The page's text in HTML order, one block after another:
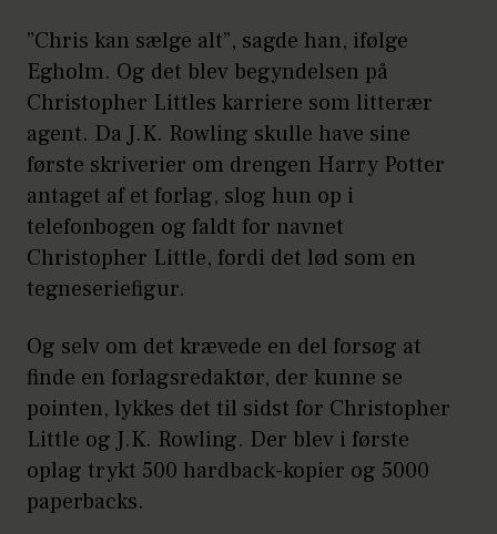
”Chris kan sælge alt”, sagde han, ifølge
Egholm. Og det blev begyndelsen på
Christopher Littles karriere som litterær
agent. Da J.K. Rowling skulle have sine
første skriverier om drengen Harry Potter
antaget af et forlag, slog hun op i
telefonbogen og faldt for navnet
Christopher Little, fordi det lød som en
tegneseriefigur.
Og selv om det krævede en del forsøg at
finde en forlagsredaktør, der kunne se
pointen, lykkes det til sidst for Christopher
Little og J.K. Rowling. Der blev i første
oplag trykt 500 hardback-kopier og 5000
paperbacks.